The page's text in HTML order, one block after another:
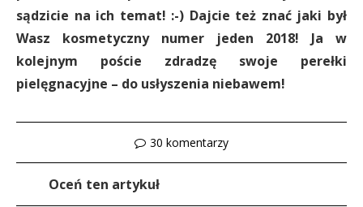
sądzicie na ich temat! :-) Dajcie też znać jaki był
Wasz kosmetyczny numer jeden 2018! Ja w
kolejnym poście zdradzę swoje perełki
pielęgnacyjne – do usłyszenia niebawem!
30 komentarzy
Oceń ten artykuł